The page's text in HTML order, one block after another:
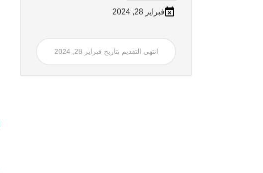
فبراير 28, 2024
انتهى التقديم بتاريخ فبراير 28, 2024